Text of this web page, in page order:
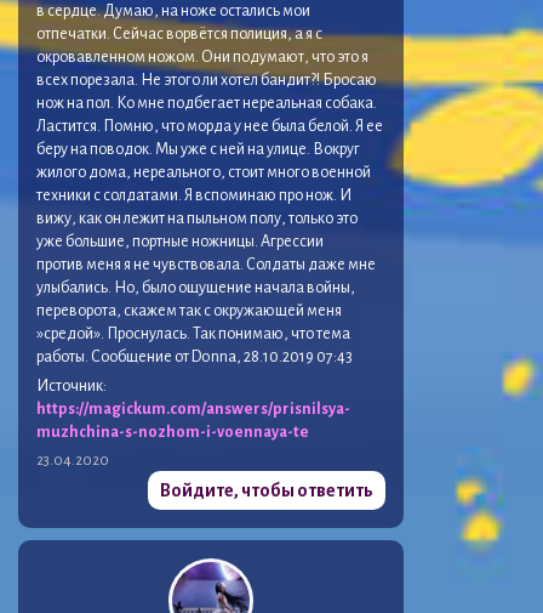
в сердце. Думаю, на ноже остались мои
отпечатки. Сейчас ворвётся полиция, а я с
окровавленном ножом. Они подумают, что это я
всех порезала. Не этого ли хотел бандит?! Бросаю
нож на пол. Ко мне подбегает нереальная собака.
Ластится. Помню, что морда у нее была белой. Я ее
беру на поводок. Мы уже с ней на улице. Вокруг
жилого дома, нереального, стоит много военной
техники с солдатами. Я вспоминаю про нож. И
вижу, как он лежит на пыльном полу, только это
уже большие, портные ножницы. Агрессии
против меня я не чувствовала. Солдаты даже мне
улыбались. Но, было ощущение начала войны,
переворота, скажем так с окружающей меня
»средой». Проснулась. Так понимаю, что тема
работы. Сообщение от Donna, 28.10.2019 07:43
Источник:
https://magickum.com/answers/prisnilsya-
muzhchina-s-nozhom-i-voennaya-te
23.04.2020
Войдите, чтобы ответить